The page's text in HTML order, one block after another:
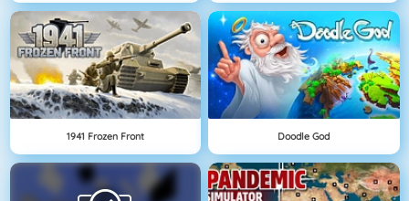
1941 Frozen Front Doodle God